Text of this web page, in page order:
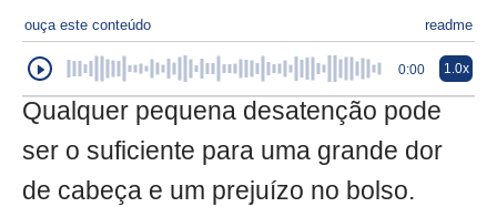
ouça este conteúdo readme
0:00 1.0x
Qualquer pequena desatenção pode
ser o suficiente para uma grande dor
de cabeça e um prejuízo no bolso.